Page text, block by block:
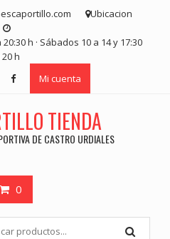
Ubicacion
h · Sábados 10 a 14 y 17:30
20 h
Mi cuenta
TIENDA
DE CASTRO URDIALES
0